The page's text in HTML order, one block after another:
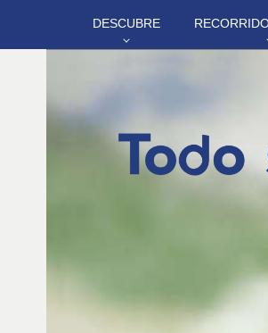
DESCUBRE